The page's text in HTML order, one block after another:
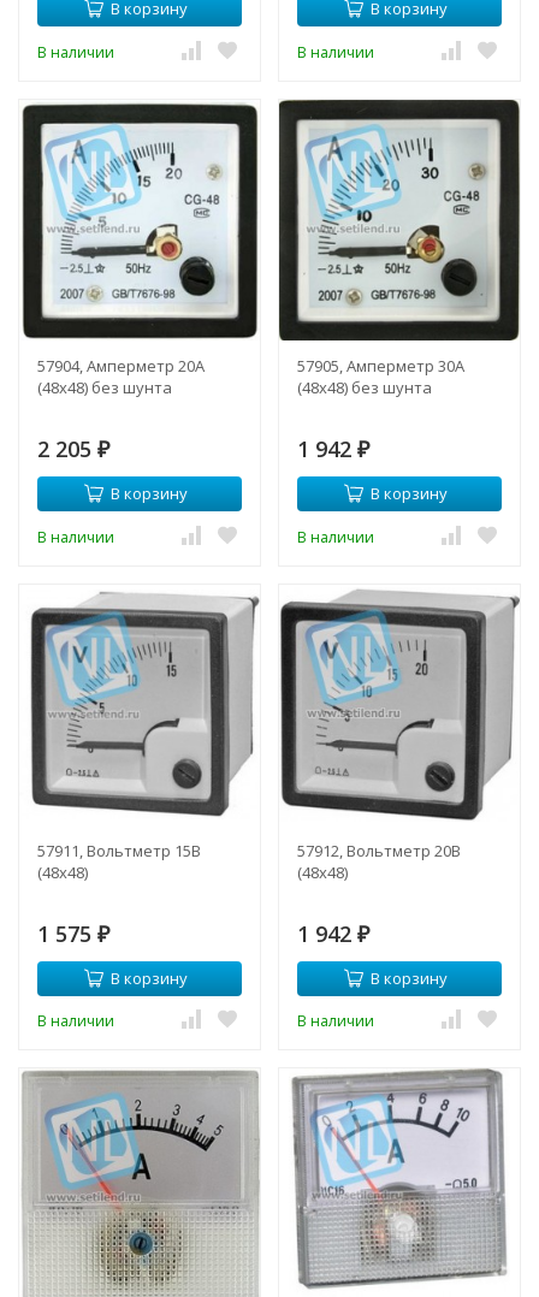
В корзину
В наличии
В корзину
В наличии
57904, Амперметр 20А
(48х48) без шунта
2 205 ₽
В корзину
В наличии
57905, Амперметр 30А
(48х48) без шунта
1 942 ₽
В корзину
В наличии
57911, Вольтметр 15В
(48х48)
1 575 ₽
В корзину
В наличии
57912, Вольтметр 20В
(48х48)
1 942 ₽
В корзину
В наличии